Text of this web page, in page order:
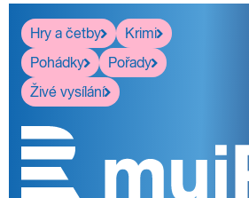
Hry a četby
Krimi
Pohádky
Pořady
Živé vysílání